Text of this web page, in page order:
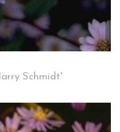
Schmidt'